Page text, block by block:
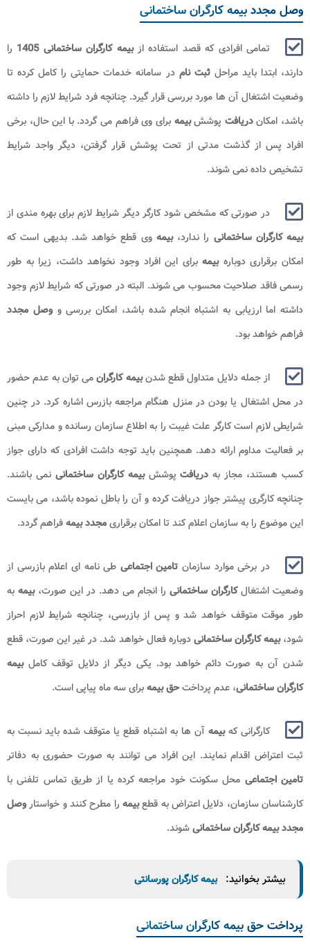
وصل مجدد بیمه کارگران ساختمانی
تمامی افرادی که قصد استفاده ازبیمه کارگران ساختمانی 1405
را
دارند، ابتدا باید مراحلثبت نام در سامانه خدمات حمایتی را کامل کرده تا
وضعیت اشتغال آن ها مورد بررسی قرار گیرد. چنانچه فرد شرایط لازم را داشته
باشد، امکاندریافت پوششبیمه برای وی فراهم می گردد. با این حال، برخی
افراد پس از گذشت مدتی از تحت پوشش قرار گرفتن، دیگر واجد شرایط
تشخیص داده نمی شوند.
در صورتی که مشخص شود کارگر دیگر شرایط لازم برای بهره مندی از
بیمه کارگران ساختمانی را ندارد،بیمه وی قطع خواهد شد. بدیهی است که
امکان برقراری دوبارهبیمهبرای این افراد وجود نخواهد داشت، زیرا به طور
رسمی فاقد صلاحیت محسوب می شوند. البته در صورتی که شرایط لازم وجود
داشته اما ارزیابی به اشتباه انجام شده باشد، امکان بررسی ووصل مجدد
فراهم خواهد بود.
از جمله دلایل متداول قطع شدنبیمه کارگرانمی توان به عدم حضور
در محل اشتغال یا بودن در منزل هنگام مراجعه بازرس اشاره کرد. در چنین
شرایطی لازم است کارگر علت غیبت را به اطلاع سازمان رسانده و مدارکی مبنی
بر فعالیت مداوم ارائه دهد. همچنین باید توجه داشت افرادی که دارای جواز
کسب هستند، مجاز به دریافتپوششبیمه کارگران ساختمانی نمی باشند.
چنانچه کارگری پیشتر جواز دریافت کرده و آن را باطل نموده باشد، می بایست
این موضوع را به سازمان اعلام کند تا امکان برقراریمجدد بیمهفراهم گردد.
در برخی موارد سازمان تامین اجتماعی طی نامه ای اعلام بازرسی از
وضعیت اشتغالکارگران ساختمانی را انجام می دهد. در این صورت،بیمه به
طور موقت متوقف خواهد شد و پس از بازرسی، چنانچه شرایط لازم احراز
شود،بیمه کارگران ساختمانیدوباره فعال خواهد شد. در غیر این صورت، قطع
شدن آن به صورت دائم خواهد بود. یکی دیگر از دلایل توقف کاملبیمه
کارگران ساختمانی، عدم پرداختحق بیمهبرای سه ماه پیاپی است.
کارگرانی کهبیمه آن ها به اشتباه قطع یا متوقف شده باید نسبت به
ثبت اعتراض اقدام نمایند. این افراد می توانند به صورت حضوری به دفاتر
تامین اجتماعی محل سکونت خود مراجعه کرده یا از طریق تماس تلفنی با
کارشناسان سازمان، دلایل اعتراض به قطعبیمه را مطرح کنند و خواستاروصل
مجدد بیمه کارگران ساختمانیشوند.
بیشتر بخوانید: بیمه کارگران پورسانتی
پرداخت حق بیمه کارگران ساختمانی